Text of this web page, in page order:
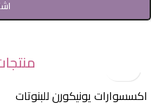
اكسسوارات يونيكورن للبنوتات